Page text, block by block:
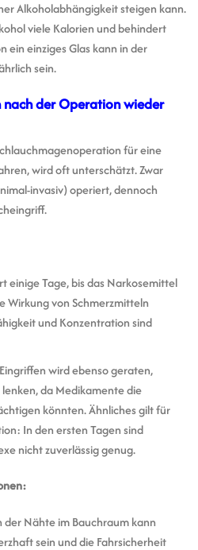
Alkoholabhängigkeit steigen kann.
viele Kalorien und behindert
ein einziges Glas kann in der
sein.
der Operation wieder
für eine
wird oft unterschätzt. Zwar
invasiv) operiert, dennoch
einige Tage, bis das Narkosemittel
Wirkung von Schmerzmitteln
und Konzentration sind
wird ebenso geraten,
da Medikamente die
könnten. Ähnliches gilt für
In den ersten Tagen sind
nicht zuverlässig genug.
der Nähte im Bauchraum kann
sein und die Fahrsicherheit